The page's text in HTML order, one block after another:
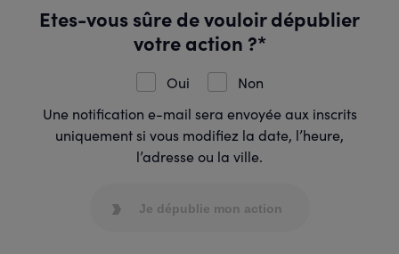
Etes-vous sûre de vouloir dépublier
votre action ?*
Oui
Non
Une notification e-mail sera envoyée aux inscrits
uniquement si vous modifiez la date, l’heure,
l’adresse ou la ville.
Je dépublie mon action